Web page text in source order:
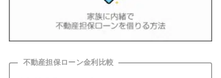
不動産担保ローン金利比較